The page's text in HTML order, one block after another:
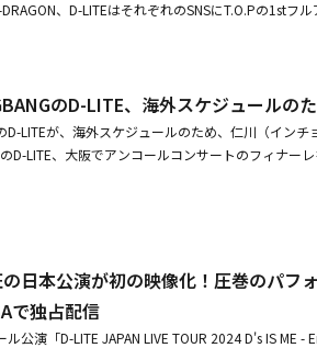
を高めた。しかし直後、「うわあああ！」という3
わず目を覆って嘆くキム・ジョングク、さらに必死
やめよう！」と懇願する秋山成勲の姿が交錯し、笑
ようともがいていた秋山成勲が「これは違う！」と
的な展開を予感させる。果たして秋山成勲、キム
ョングク、D-LITEの3人は、飾らないユーモアあふ
ろう」とし、「無計画をモットーに、男の魅力を発
外な組み合わせに注目・BIGBANG、9年ぶりの公
ことが控えている」と電撃予告も・BTSの韓国公演
らバン・シヒョク議長まで記念ショットも
をとっている。G-DRAGONはグラウンドの上でソン
ンミンも笑顔でG-DRAGONを抱きしめた。G-
場し、6-0の大勝に貢献した。ソン・フンミンは親友
・フンミンは約58分間ピッチを駆け回り、前半だ
ングで単独首位に立った。BIGBANGは、12日、19
売を応援！変わらぬ友情をアピール この投稿をInstagramで見る Lo
、D-LITEはそれぞれのSNSにT.O.Pの1stフ
発売のニュースを直接知らせ、長い時間苦楽を共
を知らせた。今回の新譜は、2013年に発表した「
のソロアルバムで、「完全に狂ってる！（
して、計11曲が収録された。彼は過去のインタビュ
て生きると思う」と言及したことがあるデビュー
することで合意した状態だと明かし、グローバルフ
のD-LITE、海外スケジュールの
D-LITEが、海外スケジュールのため、仁川（インチ
D-LITE、大阪でアンコールコンサートのフィナー
日本公演が初の映像化！圧巻のパフ
で独占配信
公演「D-LITE JAPAN LIVE TOUR 2024 D's IS ME -